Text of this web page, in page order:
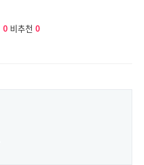
0 비추천 0